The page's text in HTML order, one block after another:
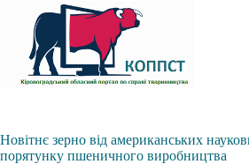
вмісту
Новітнє зерно від американських
порятунку пшеничного виробництва